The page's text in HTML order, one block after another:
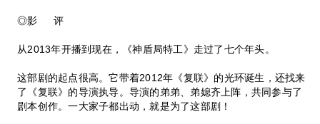
◎影 评
从2013年开播到现在，《神盾局特工》走过了七个年头。
这部剧的起点很高。它带着2012年《复联》的光环诞生，还找来
了《复联》的导演执导。导演的弟弟、弟媳齐上阵，共同参与了
剧本创作。一大家子都出动，就是为了这部剧！